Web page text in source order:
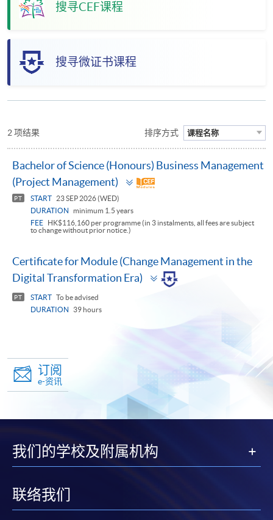
搜寻CEF课程
搜寻微证书课程
2 项结果 排序方式 课程名称
Bachelor of Science (Honours) Business Management
(Project Management)
Toggle
panel
PT START
23 SEP 2026 (WED)
DURATION
minimum 1.5 years
FEE
HK$116,160 per programme (in 3 instalments, all fees are subject
to change without prior notice.)
Certificate for Module (Change Management in the
Digital Transformation Era)
Toggle
panel
PT START To be advised
DURATION
39 hours
订阅
e-资讯
我们的学校及附属机构
联络我们